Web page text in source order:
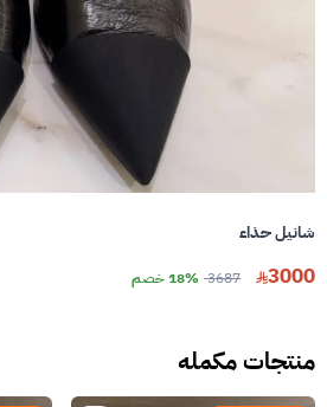
شانيل حذاء
3000
3687 18% خصم
منتجات مكمله